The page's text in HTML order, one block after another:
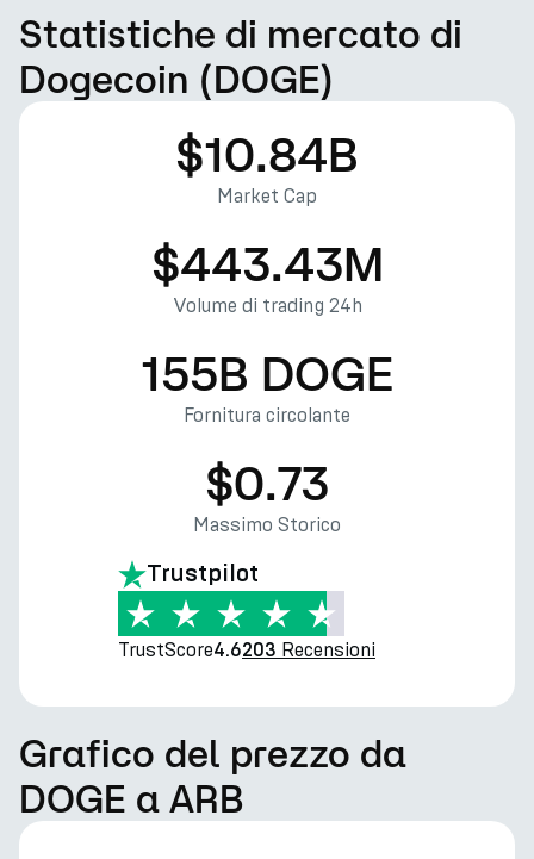
Statistiche di mercato di
Dogecoin (DOGE)
$10.84B
Market Cap
$443.43M
Volume di trading 24h
155B DOGE
Fornitura circolante
$0.73
Massimo Storico
Trustpilot
TrustScore4.6203 Recensioni
Grafico del prezzo da
DOGE a ARB